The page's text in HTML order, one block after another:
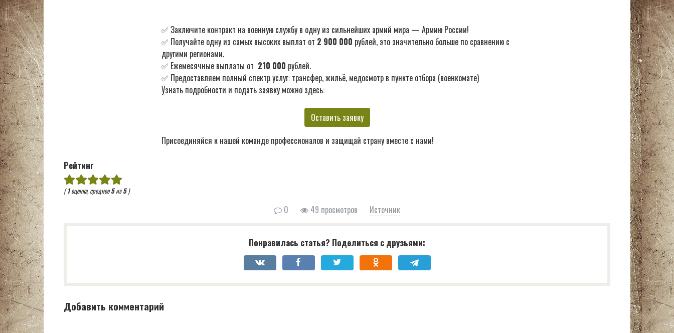
✅ Заключите контракт на военную службу в одну из сильнейших армий мира — Армию России!
✅ Получайте одну из самых высоких выплат от 2 900 000 рублей, это значительно больше по сравнению с
другими регионами.
✅ Ежемесячные выплаты от 210 000 рублей.
✅ Предоставляем полный спектр услуг: трансфер, жильё, медосмотр в пункте отбора (военкомате)
Узнать подробности и подать заявку можно здесь:
Оставить заявку
Присоединяйся к нашей команде профессионалов и защищай страну вместе с нами!
Рейтинг
(1оценка, среднее5из5)
0 49 просмотров Источник
Понравилась статья? Поделиться с друзьями:
Добавить комментарий